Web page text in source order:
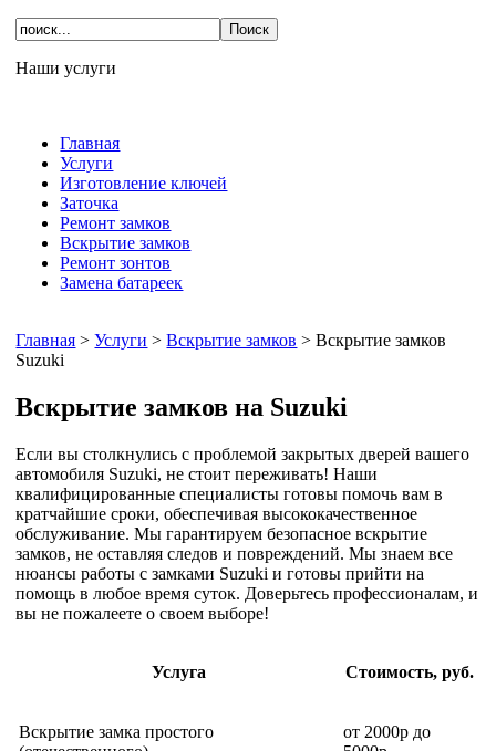
Наши услуги
Главная
Услуги
Изготовление ключей
Заточка
Ремонт замков
Вскрытие замков
Ремонт зонтов
Замена батареек
Главная >Услуги >Вскрытие замков > Вскрытие замков
Suzuki
Вскрытие замков на Suzuki
Если вы столкнулись с проблемой закрытых дверей вашего
автомобиля Suzuki, не стоит переживать! Наши
квалифицированные специалисты готовы помочь вам в
кратчайшие сроки, обеспечивая высококачественное
обслуживание. Мы гарантируем безопасное вскрытие
замков, не оставляя следов и повреждений. Мы знаем все
нюансы работы с замками Suzuki и готовы прийти на
помощь в любое время суток. Доверьтесь профессионалам, и
вы не пожалеете о своем выборе!
Услуга Стоимость, руб.
Вскрытие замка простого
от 2000р до